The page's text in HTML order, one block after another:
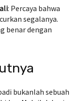
: Percaya bahwa
segalanya.
benar dengan
bukanlah sebuah